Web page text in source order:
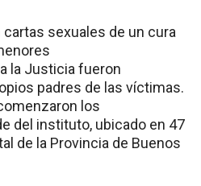
sexuales de un cura
la Justicia fueron
padres de las víctimas.
los
del instituto, ubicado en 47
de la Provincia de Buenos